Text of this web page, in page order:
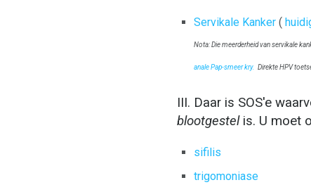
Servikale Kanker (
Nota: Die meerderheid van servikale
anale Pap-smeer kry. Direkte HPV
III. Daar is SOS'e
blootgestelis. U moet
sifilis
trigomoniase